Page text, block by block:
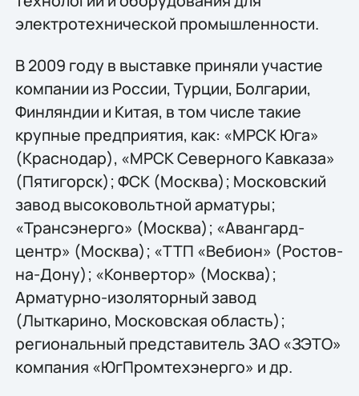
электротехнической промышленности.
В 2009 году в выставке приняли участие
компании из России, Турции, Болгарии,
Финляндии и Китая, в том числе такие
крупные предприятия, как: «МРСК Юга»
(Краснодар), «МРСК Северного Кавказа»
(Пятигорск); ФСК (Москва); Московский
завод высоковольтной арматуры;
«Трансэнерго» (Москва); «Авангард-
центр» (Москва); «ТТП «Вебион» (Ростов-
на-Дону); «Конвертор» (Москва);
Арматурно-изоляторный завод
(Лыткарино, Московская область);
региональный представитель ЗАО «ЗЭТО»
компания «ЮгПромтехэнерго» и др.